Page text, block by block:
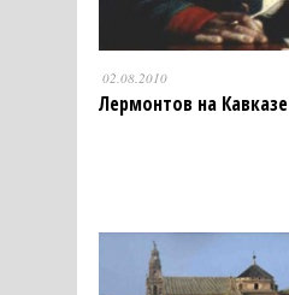
02.08.2010
Лермонтов на Кавказе